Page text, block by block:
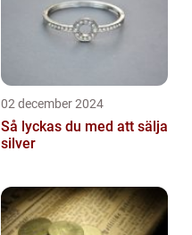
02 december 2024
Så lyckas du med att sälja
silver